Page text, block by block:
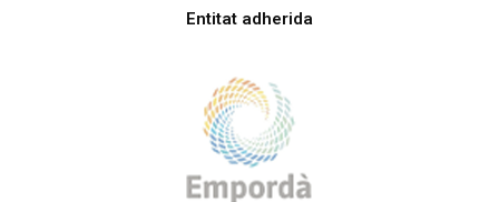
Entitat adherida